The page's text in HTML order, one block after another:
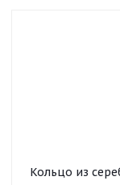
Кольцо из